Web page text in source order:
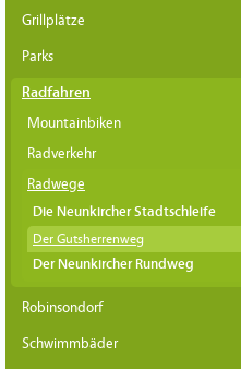
Grillplätze
Parks
Radfahren
Mountainbiken
Radverkehr
Radwege
Die Neunkircher Stadtschleife
Der Gutsherrenweg
Der Neunkircher Rundweg
Robinsondorf
Schwimmbäder